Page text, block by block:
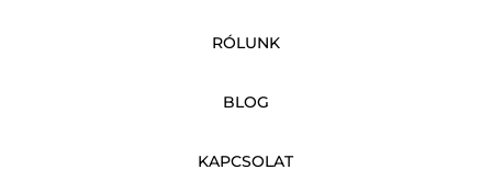
RÓLUNK
BLOG
KAPCSOLAT